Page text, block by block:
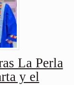
La Perla
y el